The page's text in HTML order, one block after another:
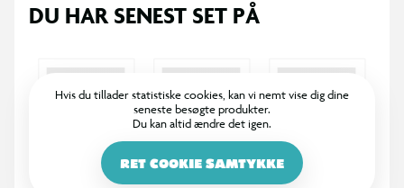
Antal: 6 stk.
Form: rund
Farver: 2 x hvid, 2 x blå, 2 x pink
Velegnet til hjem, kontor eller skole
DU HAR SENEST SET PÅ
Hvis du tillader statistiske cookies, kan vi nemt vise dig dine
seneste besøgte produkter.
Du kan altid ændre det igen.
RET COOKIE SAMTYKKE